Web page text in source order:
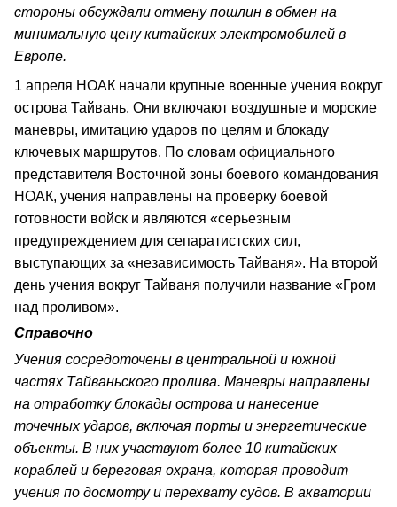
стороны обсуждали отмену пошлин в обмен на
минимальную цену китайских электромобилей в
Европе.
1 апреля НОАК начали крупные военные учения вокруг
острова Тайвань. Они включают воздушные и морские
маневры, имитацию ударов по целям и блокаду
ключевых маршрутов. По словам официального
представителя Восточной зоны боевого командования
НОАК, учения направлены на проверку боевой
готовности войск и являются «серьезным
предупреждением для сепаратистских сил,
выступающих за «независимость Тайваня». На второй
день учения вокруг Тайваня получили название «Гром
над проливом».
Справочно
Учения сосредоточены в центральной и южной
частях Тайваньского пролива. Маневры направлены
на отработку блокады острова и нанесение
точечных ударов, включая порты и энергетические
объекты. В них участвуют более 10 китайских
кораблей и береговая охрана, которая проводит
учения по досмотру и перехвату судов. В акватории